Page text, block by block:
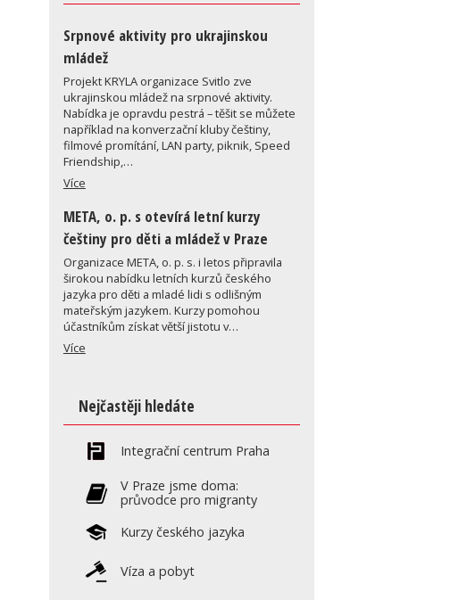
Srpnové aktivity pro ukrajinskou
mládež
Projekt KRYLA organizace Svitlo zve
ukrajinskou mládež na srpnové aktivity.
Nabídka je opravdu pestrá – těšit se můžete
například na konverzační kluby češtiny,
filmové promítání, LAN party, piknik, Speed
Friendship,…
Více
META, o. p. s otevírá letní kurzy
češtiny pro děti a mládež v Praze
Organizace META, o. p. s. i letos připravila
širokou nabídku letních kurzů českého
jazyka pro děti a mladé lidi s odlišným
mateřským jazykem. Kurzy pomohou
účastníkům získat větší jistotu v…
Více
Nejčastěji hledáte
Integrační centrum Praha
V Praze jsme doma:
průvodce pro migranty
Kurzy českého jazyka
Víza a pobyt